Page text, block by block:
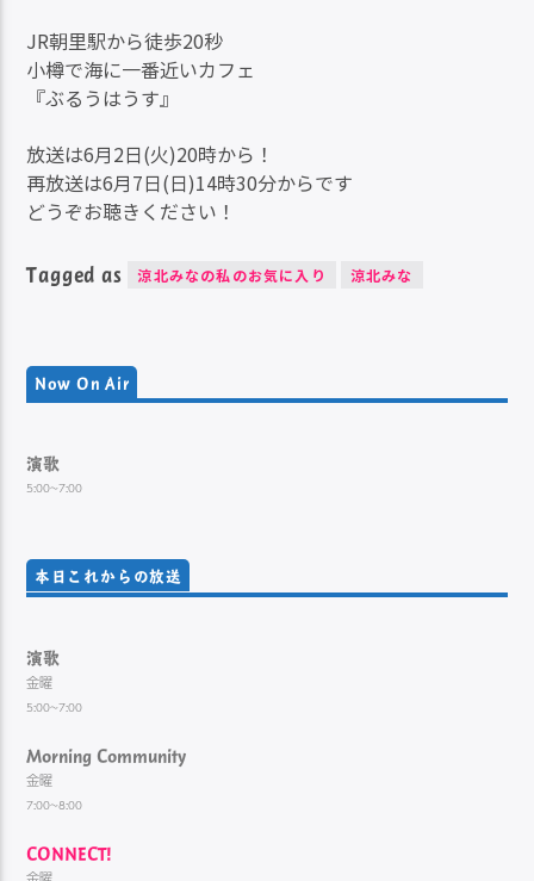
JR朝里駅から徒歩20秒
小樽で海に一番近いカフェ
『ぶるうはうす』
放送は6月2日(火)20時から！
再放送は6月7日(日)14時30分からです
どうぞお聴きください！
Tagged as 涼北みなの私のお気に入り 涼北みな
Now On Air
演歌
5:00~7:00
本日これからの放送
演歌
金曜
5:00~7:00
Morning Community
金曜
7:00~8:00
CONNECT!